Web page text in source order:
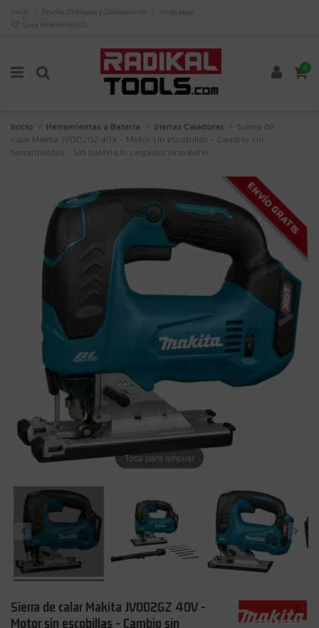
Inicio Envíos, Entregas y Devoluciones
Aviso legal
Lista de favoritos ( 0)
0
Inicio Herramientas a Bateria Sierras Caladoras
Sierra de
calar Makita JV002GZ 40V - Motor sin escobillas - Cambio sin
herramientas - Sin batería ni cargador ni maletín
ENVÍO GRATIS
Toca para ampliar
Sierra de calar Makita JV002GZ 40V -
Motor sin escobillas - Cambio sin